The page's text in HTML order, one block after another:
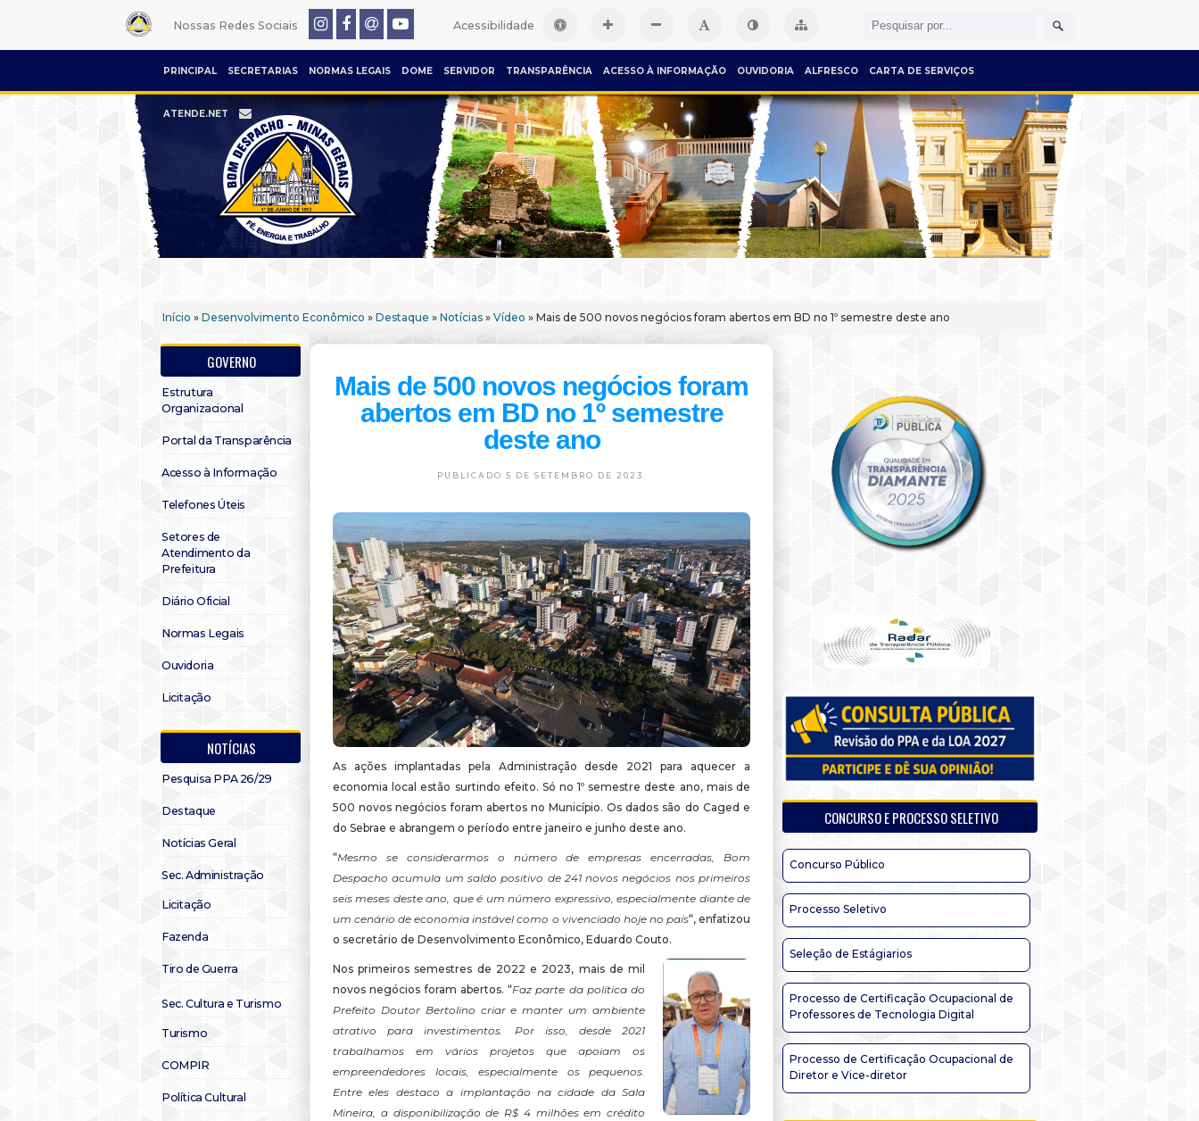
Nossas Redes Sociais Acessibilidade
PRINCIPAL SECRETARIAS NORMAS LEGAIS DOME SERVIDOR TRANSPARÊNCIA ACESSO À INFORMAÇÃO OUVIDORIA ALFRESCO CARTA DE SERVIÇOS
ATENDE.NET
Início » Desenvolvimento Econômico » Destaque » Notícias » Vídeo » Mais de 500 novos negócios foram abertos em BD no 1º semestre deste ano
GOVERNO
Estrutura
Organizacional
Portal da Transparência
Acesso à Informação
Telefones Úteis
Setores de
Atendimento da
Prefeitura
Diário Oficial
Normas Legais
Ouvidoria
Licitação
NOTÍCIAS
Pesquisa PPA 26/29
Destaque
Notícias Geral
Sec. Administração
Licitação
Fazenda
Tiro de Guerra
Sec. Cultura e Turismo
Turismo
COMPIR
Política Cultural
Mais de 500 novos negócios foram
abertos em BD no 1º semestre
deste ano
PUBLICADO 5 DE SETEMBRO DE 2023.
As ações implantadas pela Administração desde 2021 para aquecer a
economia local estão surtindo efeito. Só no 1º semestre deste ano, mais de
500 novos negócios foram abertos no Município. Os dados são do Caged e
do Sebrae e abrangem o período entre janeiro e junho deste ano.
“Mesmo se considerarmos o número de empresas encerradas, Bom
Despacho acumula um saldo positivo de 241 novos negócios nos primeiros
seis meses deste ano, que é um número expressivo, especialmente diante de
um cenário de economia instável como o vivenciado hoje no país“, enfatizou
o secretário de Desenvolvimento Econômico, Eduardo Couto.
Nos primeiros semestres de 2022 e 2023, mais de mil
novos negócios foram abertos. “Faz parte da política do
Prefeito Doutor Bertolino criar e manter um ambiente
atrativo para investimentos. Por isso, desde 2021
trabalhamos em vários projetos que apoiam os
empreendedores locais, especialmente os pequenos.
Entre eles destaco a implantação na cidade da Sala
Mineira, a disponibilização de R$ 4 milhões em crédito
CONCURSO E PROCESSO SELETIVO
Concurso Público
Processo Seletivo
Seleção de Estágiarios
Processo de Certificação Ocupacional de
Professores de Tecnologia Digital
Processo de Certificação Ocupacional de
Diretor e Vice-diretor